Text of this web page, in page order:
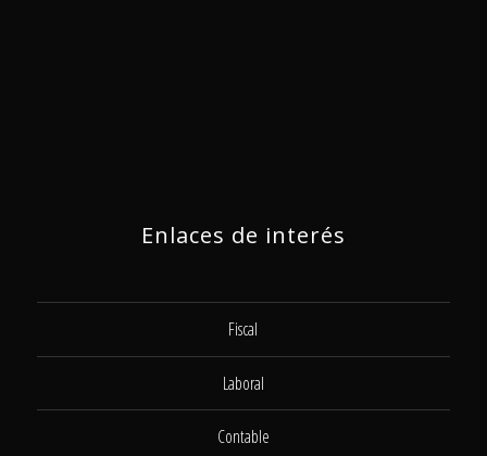
Enlaces de interés
Fiscal
Laboral
Contable